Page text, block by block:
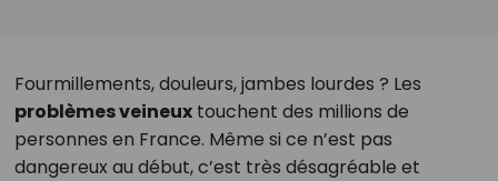
Fourmillements, douleurs, jambes lourdes ? Les
problèmes veineuxtouchent des millions de
personnes en France. Même si ce n’est pas
dangereux au début, c’est très désagréable et